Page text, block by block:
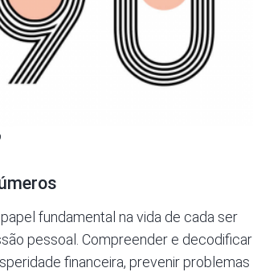
fundamental na vida de cada ser
pessoal. Compreender e decodificar
financeira, prevenir problemas